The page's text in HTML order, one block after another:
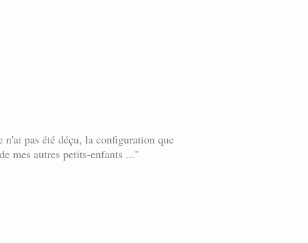
n'ai pas été déçu, la configuration que
mes autres petits-enfants ..."